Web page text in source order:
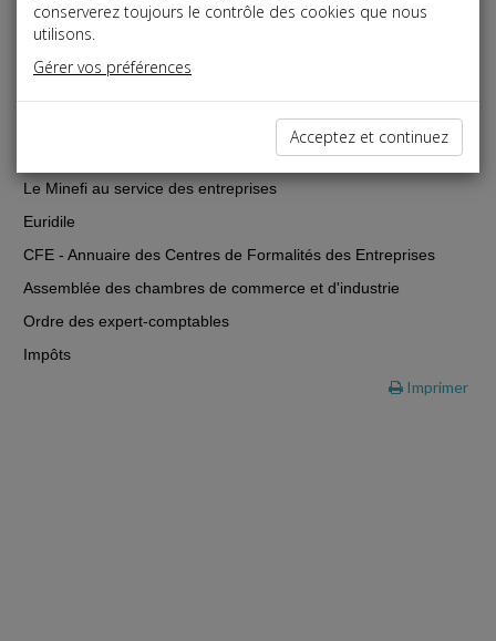
Legifrance
Ministère de l'Emploi et de la Solidarité
Secrétariat d'État aux PME, au Commerce et à l'Artisanat
Le Minefi au service des entreprises
Euridile
CFE - Annuaire des Centres de Formalités des Entreprises
Assemblée des chambres de commerce et d'industrie
Ordre des expert-comptables
Impôts
Imprimer
conserverez toujours le contrôle des cookies que nous
utilisons.
Gérer vos préférences
Acceptez et continuez